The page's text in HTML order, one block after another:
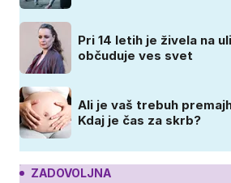
Pri 14 letih je živela na
občuduje ves svet
Ali je vaš trebuh
Kdaj je čas za skrb?
ZADOVOLJNA